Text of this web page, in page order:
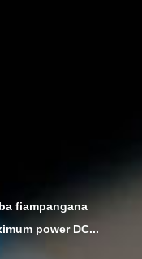
fiampangana
power DC...